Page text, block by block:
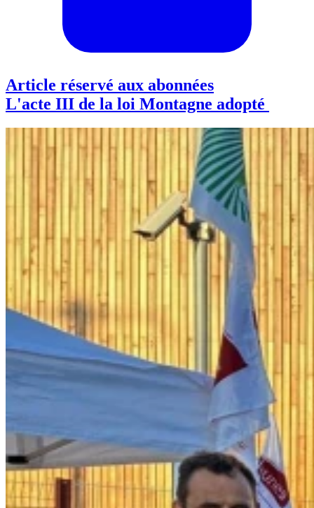
Article réservé aux abonnées
L'acte III de la loi Montagne adopté